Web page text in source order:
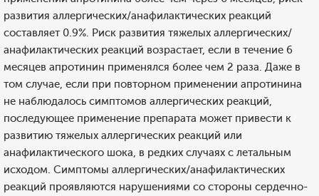
развития аллергических/анафилактических реакций
составляет 0.9%. Риск развития тяжелых аллергических/
анафилактических реакций возрастает, если в течение 6
месяцев апротинин применялся более чем 2 раза. Даже в
том случае, если при повторном применении апротинина
не наблюдалось симптомов аллергических реакций,
последующее применение препарата может привести к
развитию тяжелых аллергических реакций или
анафилактического шока, в редких случаях с летальным
исходом. Симптомы аллергических/анафилактических
реакций проявляются нарушениями со стороны сердечно-